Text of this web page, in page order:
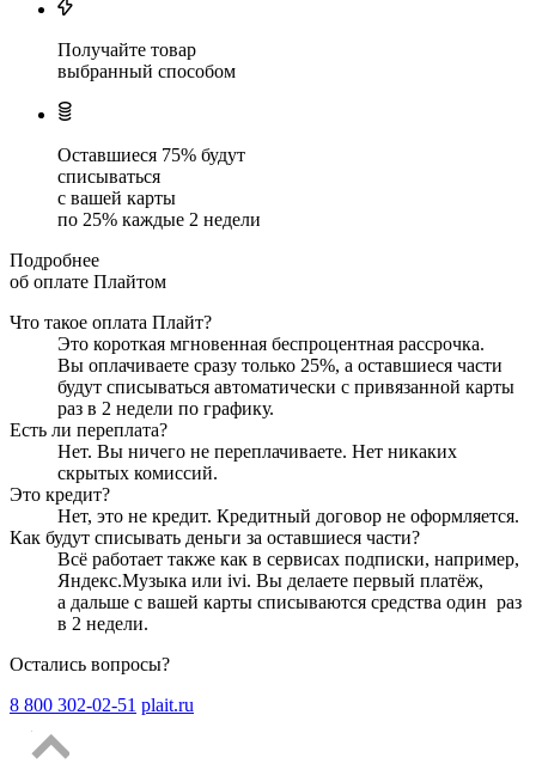
Получайте товар
выбранный способом
Оставшиеся 75% будут
списываться
с вашей карты
по 25% каждые 2 недели
Подробнее
об оплате Плайтом
Что такое оплата Плайт?
Это короткая мгновенная беспроцентная рассрочка.
Вы оплачиваете сразу только 25%, а оставшиеся части
будут списываться автоматически с привязанной карты
раз в 2 недели по графику.
Есть ли переплата?
Нет. Вы ничего не переплачиваете. Нет никаких
скрытых комиссий.
Это кредит?
Нет, это не кредит. Кредитный договор не оформляется.
Как будут списывать деньги за оставшиеся части?
Всё работает также как в сервисах подписки, например,
Яндекс.Музыка или ivi. Вы делаете первый платёж,
а дальше с вашей карты списываются средства один раз
в 2 недели.
Остались вопросы?
8 800 302-02-51 plait.ru